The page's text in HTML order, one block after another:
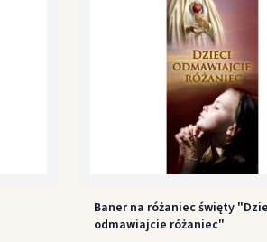
Baner na różaniec święty
odmawiajcie różaniec"